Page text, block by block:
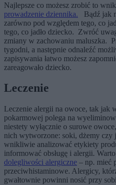
Najlepsze co możesz zrobić to
prowadzenie dziennika. Bądź jak
zarówno pod względem tego, co
tego, co jadło dziecko. Zwróć
zmiany w zachowaniu maluszka.
tygodni, a następnie odnaleźć
zapisywania łatwo możesz
zareagowało dziecko.
Leczenie
Leczenie alergii na owoce, tak jak
pokarmowej polega na
niestety wyłącznie o surowe
nich wytworzone: soki, dżemy czy
wnikliwie analizować etykiety
informować obsługę i alergii.
dolegliwości alergiczne – np. mieć
przeciwhistaminowe. Alergicy,
gwałtownie powinni nosić przy